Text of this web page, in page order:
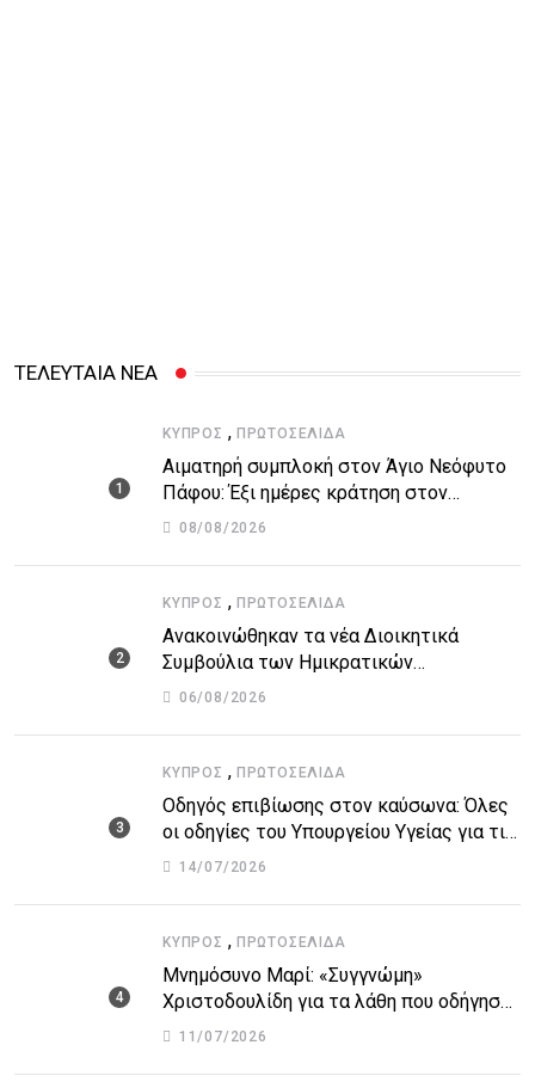
ΤΕΛΕΥΤΑΙΑ ΝΕΑ
ΚΎΠΡΟΣ , ΠΡΩΤΟΣΈΛΙΔΑ
Αιματηρή συμπλοκή στον Άγιο Νεόφυτο
Πάφου: Έξι ημέρες κράτηση στον
51χρονο μοναχό
08/08/2026
ΚΎΠΡΟΣ , ΠΡΩΤΟΣΈΛΙΔΑ
Ανακοινώθηκαν τα νέα Διοικητικά
Συμβούλια των Ημικρατικών
Οργανισμών – Όλη η λίστα με τα
06/08/2026
ΚΎΠΡΟΣ , ΠΡΩΤΟΣΈΛΙΔΑ
Οδηγός επιβίωσης στον καύσωνα: Όλες
οι οδηγίες του Υπουργείου Υγείας για τις
υψηλές θερμοκρασίες
14/07/2026
ΚΎΠΡΟΣ , ΠΡΩΤΟΣΈΛΙΔΑ
Μνημόσυνο Μαρί: «Συγγνώμη»
Χριστοδουλίδη για τα λάθη που οδήγησαν
στην τραγωδία
11/07/2026